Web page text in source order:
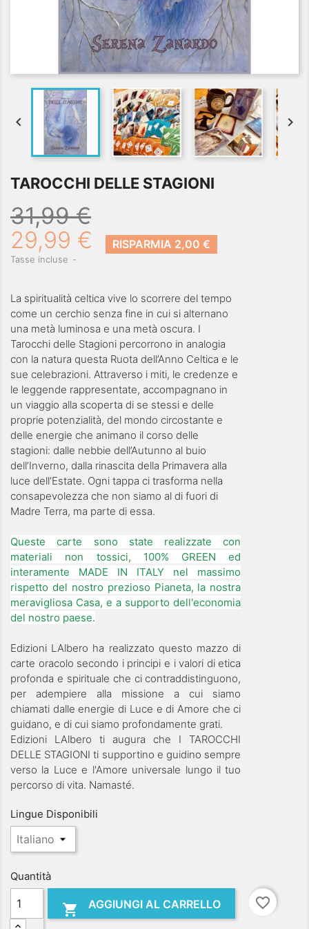
 
TAROCCHI DELLE STAGIONI
31,99 €
29,99 €
RISPARMIA 2,00 €
Tasse incluse
La spiritualità celtica vive lo scorrere del tempo
come un cerchio senza fine in cui si alternano
una metà luminosa e una metà oscura. I
Tarocchi delle Stagioni percorrono in analogia
con la natura questa Ruota dell’Anno Celtica e le
sue celebrazioni. Attraverso i miti, le credenze e
le leggende rappresentate, accompagnano in
un viaggio alla scoperta di se stessi e delle
proprie potenzialità, del mondo circostante e
delle energie che animano il corso delle
stagioni: dalle nebbie dell’Autunno al buio
dell’Inverno, dalla rinascita della Primavera alla
luce dell’Estate. Ogni tappa ci trasforma nella
consapevolezza che non siamo al di fuori di
Madre Terra, ma parte di essa.
Queste carte sono state realizzate con
materiali non tossici, 100% GREEN ed
interamente MADE IN ITALY nel massimo
rispetto del nostro prezioso Pianeta, la nostra
meravigliosa Casa, e a supporto dell'economia
del nostro paese.
Edizioni LAlbero ha realizzato questo mazzo di
carte oracolo secondo i principi e i valori di etica
profonda e spirituale che ci contraddistinguono,
per adempiere alla missione a cui siamo
chiamati dalle energie di Luce e di Amore che ci
guidano, e di cui siamo profondamente grati.
Edizioni LAlbero ti augura che I TAROCCHI
DELLE STAGIONI ti supportino e guidino sempre
verso la Luce e l'Amore universale lungo il tuo
percorso di vita. Namasté.
Lingue Disponibili
Quantità
 AGGIUNGI AL CARRELLO favorite_border